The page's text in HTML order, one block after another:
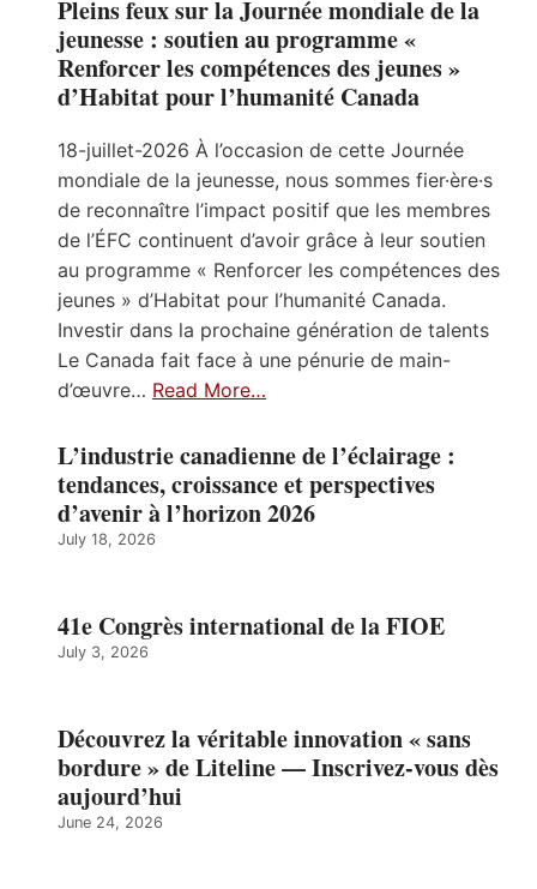
Pleins feux sur la Journée mondiale de la
jeunesse : soutien au programme «
Renforcer les compétences des jeunes »
d’Habitat pour l’humanité Canada
18-juillet-2026 À l’occasion de cette Journée
mondiale de la jeunesse, nous sommes fier·ère·s
de reconnaître l’impact positif que les membres
de l’ÉFC continuent d’avoir grâce à leur soutien
au programme « Renforcer les compétences des
jeunes » d’Habitat pour l’humanité Canada.
Investir dans la prochaine génération de talents
Le Canada fait face à une pénurie de main-
d’œuvre… Read More…
L’industrie canadienne de l’éclairage :
tendances, croissance et perspectives
d’avenir à l’horizon 2026
July 18, 2026
41e Congrès international de la FIOE
July 3, 2026
Découvrez la véritable innovation « sans
bordure » de Liteline — Inscrivez-vous dès
aujourd’hui
June 24, 2026